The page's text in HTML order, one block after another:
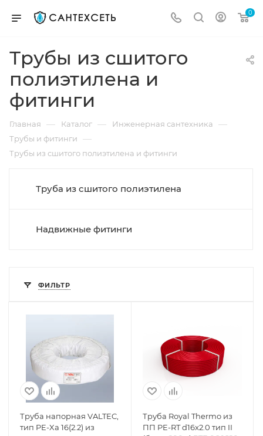
0
Трубы из сшитого
полиэтилена и
фитинги
Главная — Каталог — Инженерная сантехника —
Трубы и фитинги —
Трубы из сшитого полиэтилена и фитинги
Труба из сшитого полиэтилена
Надвижные фитинги
ФИЛЬТР
Труба напорная VALTEC,
тип PE-Xa 16(2.2) из
Труба Royal Thermo из
ПП PE-RT d16x2.0 тип II